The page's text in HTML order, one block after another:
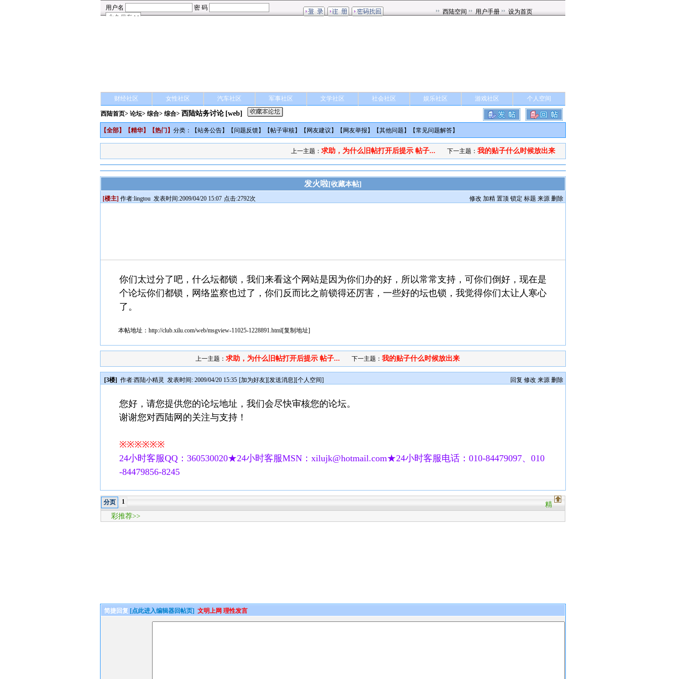
财经社区 女性社区 汽车社区 军事社区 文学社区 社会社区 娱乐社区 游戏社区 个人空间
西陆首页> 论坛> 综合> 综合> 西陆站务讨论 [web]
【全部】【精华】【热门 】 分类：【站务公告】【问题反馈】【帖子审核】【 网友建议 】【 网友举报 】【其他问题 】【常见问题解答】
上一主题： 求助，为什么旧帖打开后提示 帖子... 下一主题： 我的贴子什么时候放出来
发火啦[收藏本帖]
[楼主] 作者:lingtou 发表时间:2009/04/20 15:07 修改 加精 置顶 锁定 标题 来源 删除
点击:2792次
你们太过分了吧，什么坛都锁，我们来看这个网站是因为你们办的好，所以常常支持，可你们倒好，现在是
个论坛你们都锁，网络监察也过了，你们反而比之前锁得还厉害，一些好的坛也锁，我觉得你们太让人寒心
了。
本帖地址： http://club.xilu.com/web/msgview-11025-1228891.html[复制地址]
上一主题：求助，为什么旧帖打开后提示 帖子... 下一主题：我的贴子什么时候放出来
[3楼] 作者:西陆小精灵 发表时间: 2009/04/20 15:35 [加为好友][发送消息][个人空间] 回复 修改 来源 删除
您好，请您提供您的论坛地址，我们会尽快审核您的论坛。
谢谢您对西陆网的关注与支持！
※※※※※※
24小时客服QQ：360530020★24小时客服MSN：xilujk@hotmail.com★24小时客服电话：010-84479097、010
-84479856-8245
分页 1
精
彩推荐>>
简捷回复 [点此进入编辑器回帖页] 文明上网 理性发言